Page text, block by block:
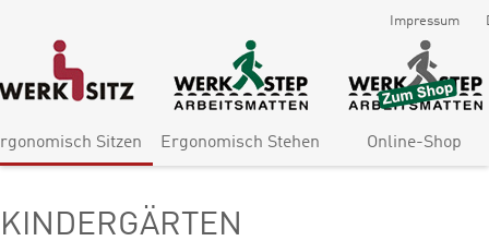
Impressum
Sitzen Ergonomisch Stehen Online-Shop
KINDERGÄRTEN